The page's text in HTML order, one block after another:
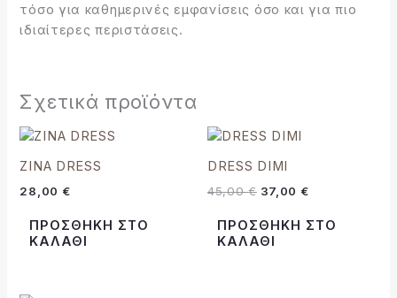
τόσο για καθημερινές εμφανίσεις όσο και για πιο
ιδιαίτερες περιστάσεις.
Σχετικά προϊόντα
ZINA DRESS
28,00 €
ΠΡΟΣΘΉΚΗ ΣΤΟ
ΚΑΛΆΘΙ
DRESS DIMI
45,00€
Original
was:
37,00 €37,00 €.
ΠΡΟΣΘΉΚΗ ΣΤΟ
ΚΑΛΆΘΙ